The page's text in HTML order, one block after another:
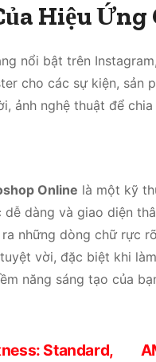
Hiệu Ứng
nổi bật trên
cho các sự kiện, sản
ảnh nghệ thuật để
Online là một kỹ
dàng và giao diện
những dòng chữ rực
vời, đặc biệt khi
năng sáng tạo của
Standard,